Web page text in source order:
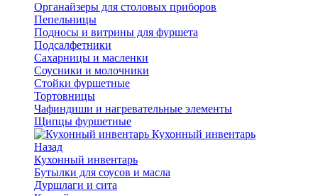
Органайзеры для столовых приборов
Пепельницы
Подносы и витрины для фуршета
Подсалфетники
Сахарницы и масленки
Соусники и молочники
Стойки фуршетные
Тортовницы
Чафиндиши и нагревательные элементы
Щипцы фуршетные
Кухонный инвентарь
Назад
Кухонный инвентарь
Бутылки для соусов и масла
Дуршлаги и сита